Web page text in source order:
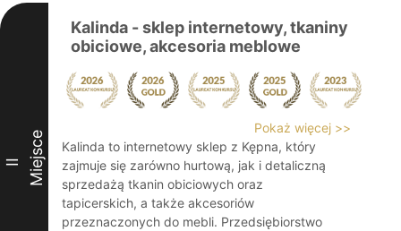
II Miejsce
Kalinda - sklep internetowy, tkaniny
obiciowe, akcesoria meblowe
Pokaż więcej >>
Kalinda to internetowy sklep z Kępna, który
zajmuje się zarówno hurtową, jak i detaliczną
sprzedażą tkanin obiciowych oraz
tapicerskich, a także akcesoriów
przeznaczonych do mebli. Przedsiębiorstwo